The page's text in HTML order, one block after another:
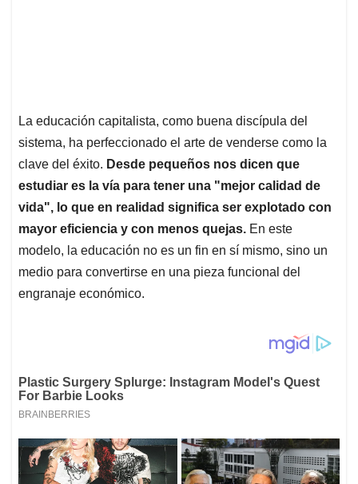
La educación capitalista, como buena discípula del
sistema, ha perfeccionado el arte de venderse como la
clave del éxito. Desde pequeños nos dicen que
estudiar es la vía para tener una "mejor calidad de
vida", lo que en realidad significa ser explotado con
mayor eficiencia y con menos quejas. En este
modelo, la educación no es un fin en sí mismo, sino un
medio para convertirse en una pieza funcional del
engranaje económico.